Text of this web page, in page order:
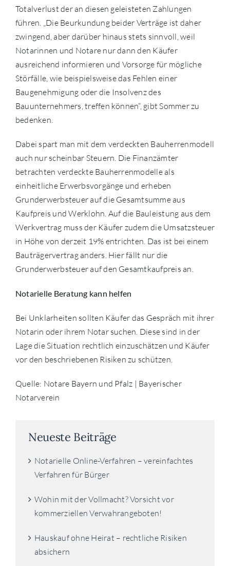
Totalverlust der an diesen geleisteten Zahlungen
führen. „Die Beurkundung beider Verträge ist daher
zwingend, aber darüber hinaus stets sinnvoll, weil
Notarinnen und Notare nur dann den Käufer
ausreichend informieren und Vorsorge für mögliche
Störfälle, wie beispielsweise das Fehlen einer
Baugenehmigung oder die Insolvenz des
Bauunternehmers, treffen können“, gibt Sommer zu
bedenken.
Dabei spart man mit dem verdeckten Bauherrenmodell
auch nur scheinbar Steuern. Die Finanzämter
betrachten verdeckte Bauherrenmodelle als
einheitliche Erwerbsvorgänge und erheben
Grunderwerbsteuer auf die Gesamtsumme aus
Kaufpreis und Werklohn. Auf die Bauleistung aus dem
Werkvertrag muss der Käufer zudem die Umsatzsteuer
in Höhe von derzeit 19% entrichten. Das ist bei einem
Bauträgervertrag anders. Hier fällt nur die
Grunderwerbsteuer auf den Gesamtkaufpreis an.
Notarielle Beratung kann helfen
Bei Unklarheiten sollten Käufer das Gespräch mit ihrer
Notarin oder ihrem Notar suchen. Diese sind in der
Lage die Situation rechtlich einzuschätzen und Käufer
vor den beschriebenen Risiken zu schützen.
Quelle: Notare Bayern und Pfalz | Bayerischer
Notarverein
Neueste Beiträge
Notarielle Online-Verfahren – vereinfachtes
Verfahren für Bürger
Wohin mit der Vollmacht? Vorsicht vor
kommerziellen Verwahrangeboten!
Hauskauf ohne Heirat – rechtliche Risiken
absichern